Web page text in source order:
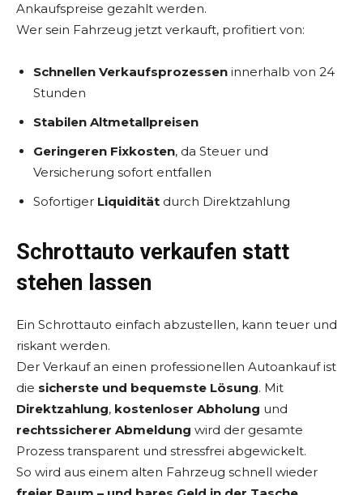
Ankaufspreise gezahlt werden.
Wer sein Fahrzeug jetzt verkauft, profitiert von:
Schnellen Verkaufsprozessen innerhalb von 24
Stunden
Stabilen Altmetallpreisen
Geringeren Fixkosten, da Steuer und
Versicherung sofort entfallen
Sofortiger Liquidität durch Direktzahlung
Schrottauto verkaufen statt
stehen lassen
Ein Schrottauto einfach abzustellen, kann teuer und
riskant werden.
Der Verkauf an einen professionellen Autoankauf ist
die sicherste und bequemste Lösung. Mit
Direktzahlung, kostenloser Abholung und
rechtssicherer Abmeldung wird der gesamte
Prozess transparent und stressfrei abgewickelt.
So wird aus einem alten Fahrzeug schnell wieder